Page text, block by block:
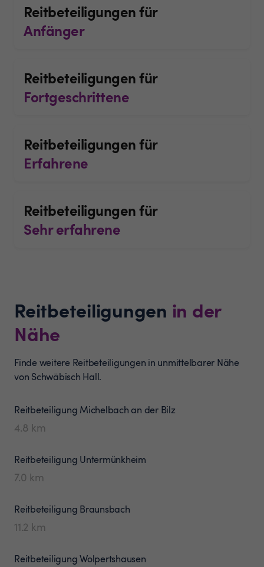
Reitbeteiligungen für
Anfänger
Reitbeteiligungen für
Fortgeschrittene
Reitbeteiligungen für
Erfahrene
Reitbeteiligungen für
Sehr erfahrene
Reitbeteiligungen in der
Nähe
Finde weitere Reitbeteiligungen in unmittelbarer Nähe
von Schwäbisch Hall.
Reitbeteiligung Michelbach an der Bilz
4.8 km
Reitbeteiligung Untermünkheim
7.0 km
Reitbeteiligung Braunsbach
11.2 km
ReitbeteiligungWolpertshausen